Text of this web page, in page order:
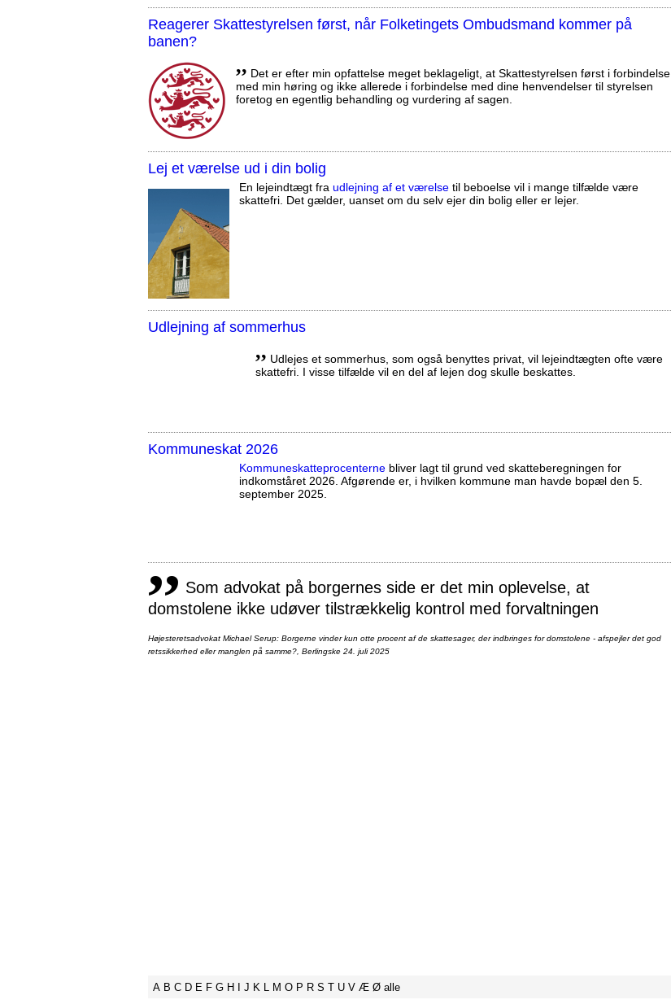
Reagerer Skattestyrelsen først, når Folketingets Ombudsmand kommer på
banen?
,, Det er efter min opfattelse meget beklageligt, at Skattestyrelsen først i forbindelse
med min høring og ikke allerede i forbindelse med dine henvendelser til styrelsen
foretog en egentlig behandling og vurdering af sagen.
Lej et værelse ud i din bolig
En lejeindtægt fra udlejning af et værelse til beboelse vil i mange tilfælde være
skattefri. Det gælder, uanset om du selv ejer din bolig eller er lejer.
Udlejning af sommerhus
,, Udlejes et sommerhus, som også benyttes privat, vil lejeindtægten ofte være
skattefri. I visse tilfælde vil en del af lejen dog skulle beskattes.
Kommuneskat 2026
Kommuneskatte­procenterne bliver lagt til grund ved skatteberegningen for
indkomståret 2026. Afgørende er, i hvilken kommune man havde bopæl den 5.
september 2025.
,, Som advokat på borgernes side er det min oplevelse, at
domstolene ikke udøver tilstrækkelig kontrol med forvaltningen
Højesteretsadvokat Michael Serup: Borgerne vinder kun otte procent af de skattesager, der indbringes for domstolene - afspejler det god
retssikkerhed eller manglen på samme?, Berlingske 24. juli 2025
A B C D E F G H J K L M O P R S T U V Æ Ø alle